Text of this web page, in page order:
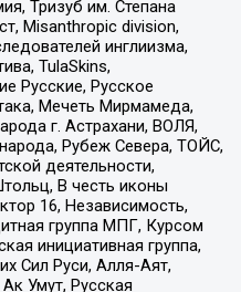
Тризуб им. Степана
Misanthropic division,
инглиизма,
TulaSkins,
Русские, Русское
Мечеть Мирмамеда,
г. Астрахани, ВОЛЯ,
Рубеж Севера, ТОЙС,
деятельности,
В честь иконы
16, Независимость,
группа МПГ, Курсом
инициативная группа,
Сил Руси, Алля-Аят,
Умут, Русская